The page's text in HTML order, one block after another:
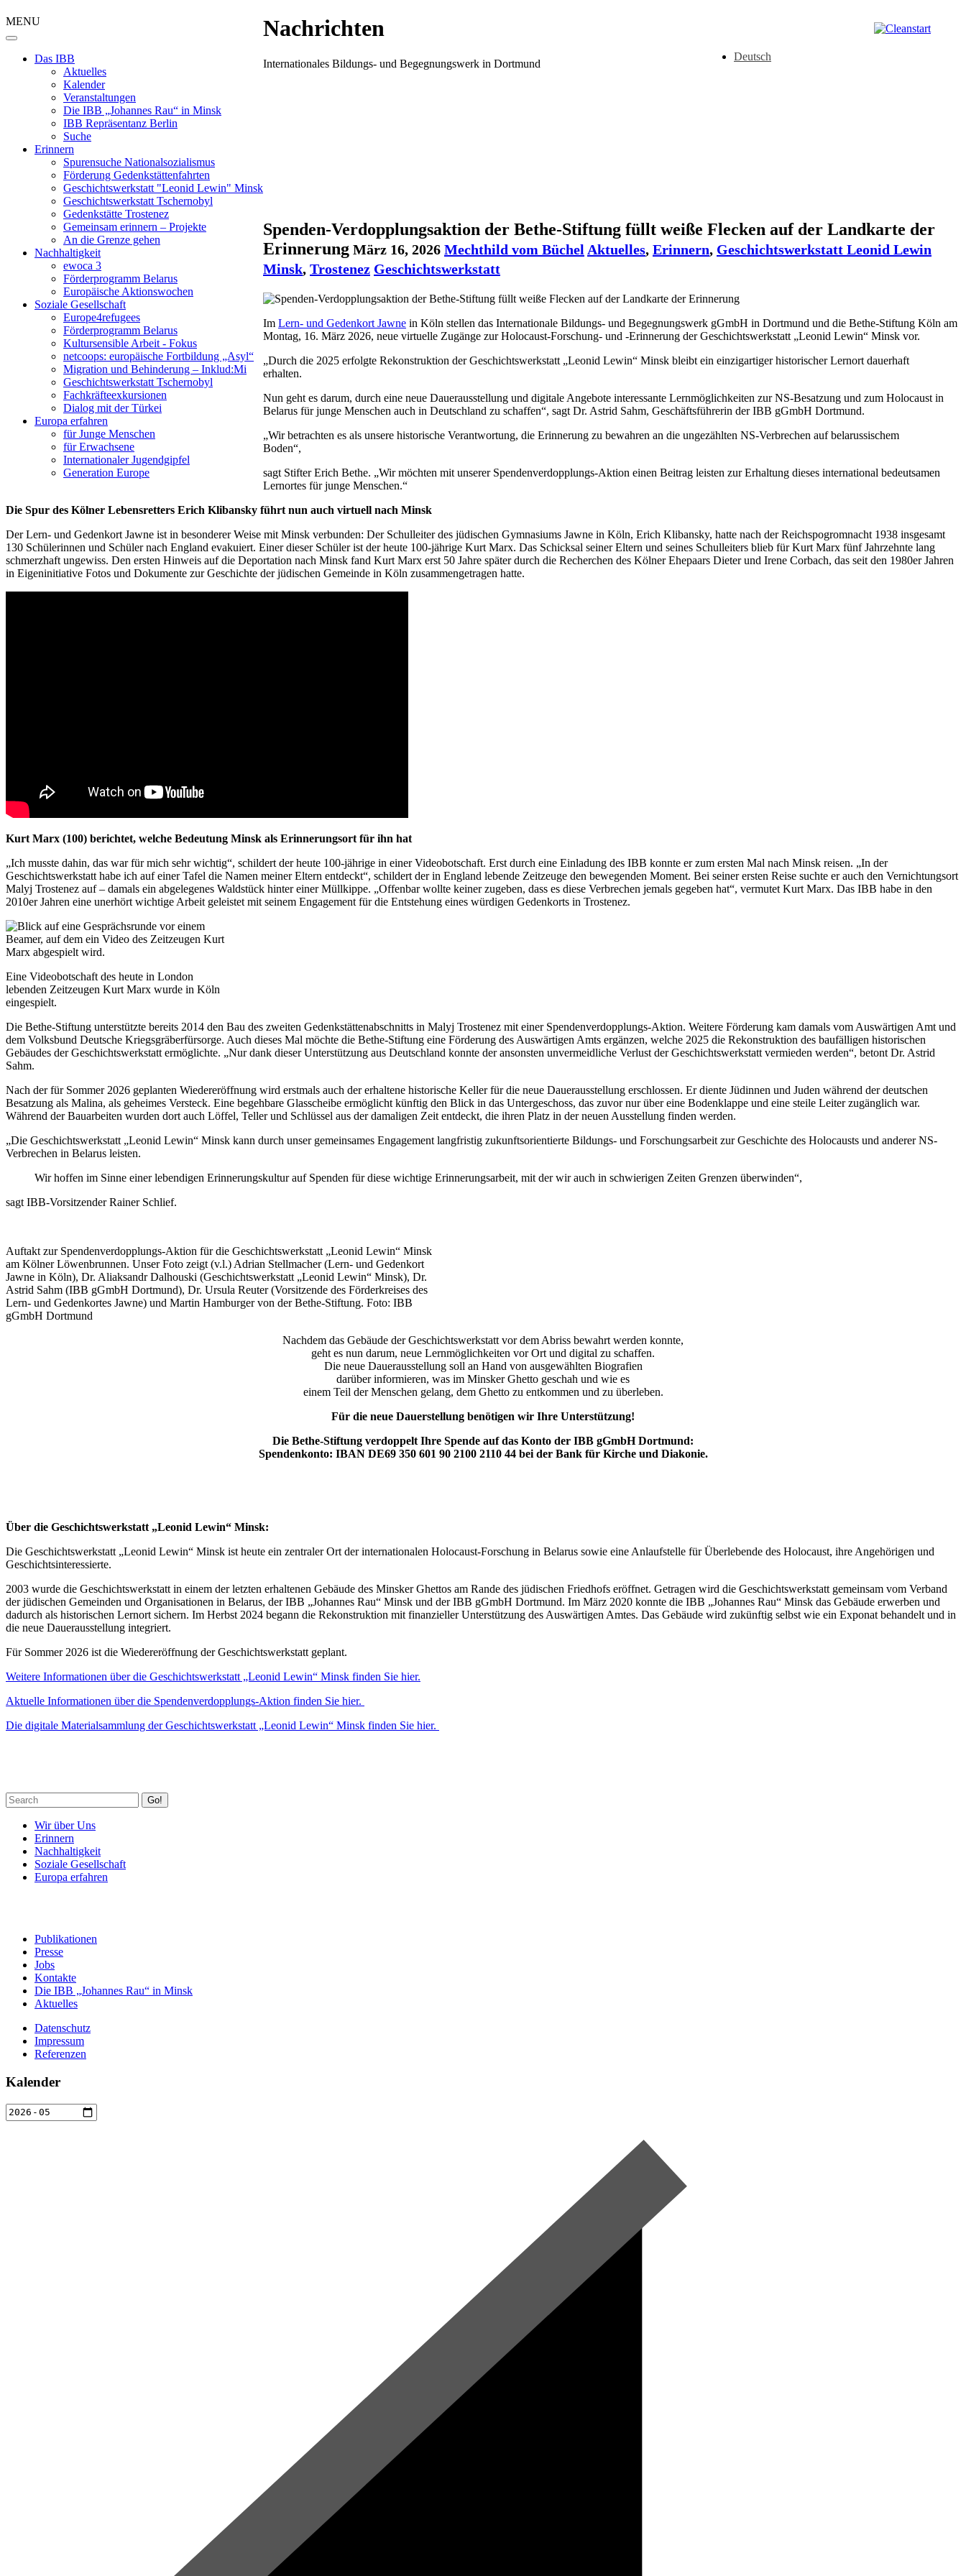
Deutsch
MENU
Das IBB
Aktuelles
Kalender
Veranstaltungen
Die IBB „Johannes Rau“ in Minsk
IBB Repräsentanz Berlin
Suche
Erinnern
Spurensuche Nationalsozialismus
Förderung Gedenkstättenfahrten
Geschichtswerkstatt "Leonid Lewin" Minsk
Geschichtswerkstatt Tschernobyl
Gedenkstätte Trostenez
Gemeinsam erinnern – Projekte
An die Grenze gehen
Nachhaltigkeit
ewoca 3
Förderprogramm Belarus
Europäische Aktionswochen
Soziale Gesellschaft
Europe4refugees
Förderprogramm Belarus
Kultursensible Arbeit - Fokus
netcoops: europäische Fortbildung „Asyl“
Migration und Behinderung – Inklud:Mi
Geschichtswerkstatt Tschernobyl
Fachkräfteexkursionen
Dialog mit der Türkei
Europa erfahren
für Junge Menschen
für Erwachsene
Internationaler Jugendgipfel
Generation Europe
Nachrichten
Internationales Bildungs- und Begegnungswerk in Dortmund
Spenden-Verdopplungsaktion der Bethe-Stiftung füllt weiße Flecken auf der Landkarte der
Erinnerung März 16, 2026 Mechthild vom Büchel Aktuelles, Erinnern, Geschichtswerkstatt Leonid Lewin
Minsk, Trostenez Geschichtswerkstatt
Im Lern- und Gedenkort Jawne in Köln stellen das Internationale Bildungs- und Begegnungswerk gGmbH in Dortmund und die Bethe-Stiftung Köln am
Montag, 16. März 2026, neue virtuelle Zugänge zur Holocaust-Forschung- und -Erinnerung der Geschichtswerkstatt „Leonid Lewin“ Minsk vor.
„Durch die 2025 erfolgte Rekonstruktion der Geschichtswerkstatt „Leonid Lewin“ Minsk bleibt ein einzigartiger historischer Lernort dauerhaft
erhalten.
Nun geht es darum, durch eine neue Dauerausstellung und digitale Angebote interessante Lernmöglichkeiten zur NS-Besatzung und zum Holocaust in
Belarus für junge Menschen auch in Deutschland zu schaffen“, sagt Dr. Astrid Sahm, Geschäftsführerin der IBB gGmbH Dortmund.
„Wir betrachten es als unsere historische Verantwortung, die Erinnerung zu bewahren an die ungezählten NS-Verbrechen auf belarussischem
Boden“,
sagt Stifter Erich Bethe. „Wir möchten mit unserer Spendenverdopplungs-Aktion einen Beitrag leisten zur Erhaltung dieses international bedeutsamen
Lernortes für junge Menschen.“
Die Spur des Kölner Lebensretters Erich Klibansky führt nun auch virtuell nach Minsk
Der Lern- und Gedenkort Jawne ist in besonderer Weise mit Minsk verbunden: Der Schulleiter des jüdischen Gymnasiums Jawne in Köln, Erich Klibansky, hatte nach der Reichspogromnacht 1938 insgesamt
130 Schülerinnen und Schüler nach England evakuiert. Einer dieser Schüler ist der heute 100-jährige Kurt Marx. Das Schicksal seiner Eltern und seines Schulleiters blieb für Kurt Marx fünf Jahrzehnte lang
schmerzhaft ungewiss. Den ersten Hinweis auf die Deportation nach Minsk fand Kurt Marx erst 50 Jahre später durch die Recherchen des Kölner Ehepaars Dieter und Irene Corbach, das seit den 1980er Jahren
in Eigeninitiative Fotos und Dokumente zur Geschichte der jüdischen Gemeinde in Köln zusammengetragen hatte.
Kurt Marx (100) berichtet, welche Bedeutung Minsk als Erinnerungsort für ihn hat
„Ich musste dahin, das war für mich sehr wichtig“, schildert der heute 100-jährige in einer Videobotschaft. Erst durch eine Einladung des IBB konnte er zum ersten Mal nach Minsk reisen. „In der
Geschichtswerkstatt habe ich auf einer Tafel die Namen meiner Eltern entdeckt“, schildert der in England lebende Zeitzeuge den bewegenden Moment. Bei seiner ersten Reise suchte er auch den Vernichtungsort
Malyj Trostenez auf – damals ein abgelegenes Waldstück hinter einer Müllkippe. „Offenbar wollte keiner zugeben, dass es diese Verbrechen jemals gegeben hat“, vermutet Kurt Marx. Das IBB habe in den
2010er Jahren eine unerhört wichtige Arbeit geleistet mit seinem Engagement für die Entstehung eines würdigen Gedenkorts in Trostenez.
Eine Videobotschaft des heute in London
lebenden Zeitzeugen Kurt Marx wurde in Köln
eingespielt.
Die Bethe-Stiftung unterstützte bereits 2014 den Bau des zweiten Gedenkstättenabschnitts in Malyj Trostenez mit einer Spendenverdopplungs-Aktion. Weitere Förderung kam damals vom Auswärtigen Amt und
dem Volksbund Deutsche Kriegsgräberfürsorge. Auch dieses Mal möchte die Bethe-Stiftung eine Förderung des Auswärtigen Amts ergänzen, welche 2025 die Rekonstruktion des baufälligen historischen
Gebäudes der Geschichtswerkstatt ermöglichte. „Nur dank dieser Unterstützung aus Deutschland konnte der ansonsten unvermeidliche Verlust der Geschichtswerkstatt vermieden werden“, betont Dr. Astrid
Sahm.
Nach der für Sommer 2026 geplanten Wiedereröffnung wird erstmals auch der erhaltene historische Keller für die neue Dauerausstellung erschlossen. Er diente Jüdinnen und Juden während der deutschen
Besatzung als Malina, als geheimes Versteck. Eine begehbare Glasscheibe ermöglicht künftig den Blick in das Untergeschoss, das zuvor nur über eine Bodenklappe und eine steile Leiter zugänglich war.
Während der Bauarbeiten wurden dort auch Löffel, Teller und Schlüssel aus der damaligen Zeit entdeckt, die ihren Platz in der neuen Ausstellung finden werden.
„Die Geschichtswerkstatt „Leonid Lewin“ Minsk kann durch unser gemeinsames Engagement langfristig zukunftsorientierte Bildungs- und Forschungsarbeit zur Geschichte des Holocausts und anderer NS-
Verbrechen in Belarus leisten.
Wir hoffen im Sinne einer lebendigen Erinnerungskultur auf Spenden für diese wichtige Erinnerungsarbeit, mit der wir auch in schwierigen Zeiten Grenzen überwinden“,
sagt IBB-Vorsitzender Rainer Schlief.
Auftakt zur Spendenverdopplungs-Aktion für die Geschichtswerkstatt „Leonid Lewin“ Minsk
am Kölner Löwenbrunnen. Unser Foto zeigt (v.l.) Adrian Stellmacher (Lern- und Gedenkort
Jawne in Köln), Dr. Aliaksandr Dalhouski (Geschichtswerkstatt „Leonid Lewin“ Minsk), Dr.
Astrid Sahm (IBB gGmbH Dortmund), Dr. Ursula Reuter (Vorsitzende des Förderkreises des
Lern- und Gedenkortes Jawne) und Martin Hamburger von der Bethe-Stiftung. Foto: IBB
gGmbH Dortmund
Nachdem das Gebäude der Geschichtswerkstatt vor dem Abriss bewahrt werden konnte,
geht es nun darum, neue Lernmöglichkeiten vor Ort und digital zu schaffen.
Die neue Dauerausstellung soll an Hand von ausgewählten Biografien
darüber informieren, was im Minsker Ghetto geschah und wie es
einem Teil der Menschen gelang, dem Ghetto zu entkommen und zu überleben.
Für die neue Dauerstellung benötigen wir Ihre Unterstützung!
Die Bethe-Stiftung verdoppelt Ihre Spende auf das Konto der IBB gGmbH Dortmund:
Spendenkonto: IBAN DE69 350 601 90 2100 2110 44 bei der Bank für Kirche und Diakonie.
Über die Geschichtswerkstatt „Leonid Lewin“ Minsk:
Die Geschichtswerkstatt „Leonid Lewin“ Minsk ist heute ein zentraler Ort der internationalen Holocaust-Forschung in Belarus sowie eine Anlaufstelle für Überlebende des Holocaust, ihre Angehörigen und
Geschichtsinteressierte.
2003 wurde die Geschichtswerkstatt in einem der letzten erhaltenen Gebäude des Minsker Ghettos am Rande des jüdischen Friedhofs eröffnet. Getragen wird die Geschichtswerkstatt gemeinsam vom Verband
der jüdischen Gemeinden und Organisationen in Belarus, der IBB „Johannes Rau“ Minsk und der IBB gGmbH Dortmund. Im März 2020 konnte die IBB „Johannes Rau“ Minsk das Gebäude erwerben und
dadurch als historischen Lernort sichern. Im Herbst 2024 begann die Rekonstruktion mit finanzieller Unterstützung des Auswärtigen Amtes. Das Gebäude wird zukünftig selbst wie ein Exponat behandelt und in
die neue Dauerausstellung integriert.
Für Sommer 2026 ist die Wiedereröffnung der Geschichtswerkstatt geplant.
Weitere Informationen über die Geschichtswerkstatt „Leonid Lewin“ Minsk finden Sie hier.
Aktuelle Informationen über die Spendenverdopplungs-Aktion finden Sie hier.
Die digitale Materialsammlung der Geschichtswerkstatt „Leonid Lewin“ Minsk finden Sie hier.
Go!
Wir über Uns
Erinnern
Nachhaltigkeit
Soziale Gesellschaft
Europa erfahren
Publikationen
Presse
Jobs
Kontakte
Die IBB „Johannes Rau“ in Minsk
Aktuelles
Datenschutz
Impressum
Referenzen
Kalender